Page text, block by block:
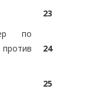
23
по
24
25